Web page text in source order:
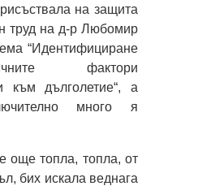
на защита
труд на д-р Любомир
“Идентифициране
фактори
към дълголетие“, а
много я
още топла, топла, от
бих искала веднага